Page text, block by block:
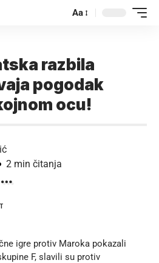
Aa
razbila
pogodak
ocu!
2 min čitanja
igre protiv Maroka pokazali
F, slavili su protiv